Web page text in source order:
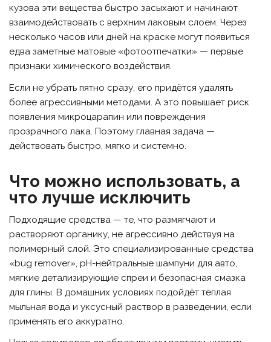
кузова эти вещества быстро засыхают и начинают
взаимодействовать с верхним лаковым слоем. Через
несколько часов или дней на краске могут появиться
едва заметные матовые «фотоотпечатки» — первые
признаки химического воздействия.
Если не убрать пятно сразу, его придётся удалять
более агрессивными методами. А это повышает риск
появления микроцарапин или повреждения
прозрачного лака. Поэтому главная задача —
действовать быстро, мягко и системно.
Что можно использовать, а
что лучше исключить
Подходящие средства — те, что размягчают и
растворяют органику, не агрессивно действуя на
полимерный слой. Это специализированные средства
«bug remover», pH-нейтральные шампуни для авто,
мягкие детализирующие спреи и безопасная смазка
для глины. В домашних условиях подойдёт тёплая
мыльная вода и уксусный раствор в разведении, если
применять его аккуратно.